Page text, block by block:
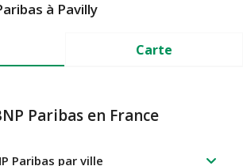
à Pavilly
Carte
Paribas en France
Paribas par ville